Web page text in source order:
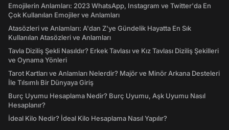
Emojilerin Anlamları: 2023 WhatsApp, Instagram ve Twitter'da En
Çok Kullanılan Emojiler ve Anlamları
Atasözleri ve Anlamları: A'dan Z'ye Gündelik Hayatta En Sık
Kullanılan Atasözleri ve Anlamları
Tavla Diziliş Şekli Nasıldır? Erkek Tavlası ve Kız Tavlası Diziliş Şekilleri
ve Oynama Yönleri
Tarot Kartları ve Anlamları Nelerdir? Majör ve Minör Arkana Desteleri
İle Tılsımlı Bir Dünyaya Giriş
Burç Uyumu Hesaplama Nedir? Burç Uyumu, Aşk Uyumu Nasıl
Hesaplanır?
İdeal Kilo Nedir? İdeal Kilo Hesaplama Nasıl Yapılır?